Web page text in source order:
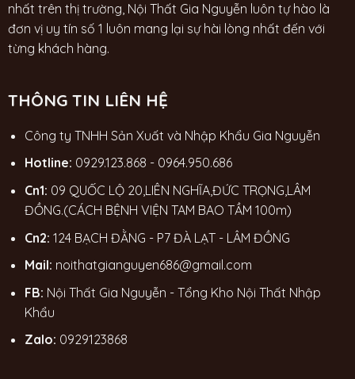
nhất trên thị trường, Nội Thất Gia Nguyễn luôn tự hào là
đơn vị uy tín số 1 luôn mang lại sự hài lòng nhất đến với
từng khách hàng.
THÔNG TIN LIÊN HỆ
Công ty TNHH Sản Xuất và Nhập Khẩu Gia Nguyễn
Hotline: 0929.123.868 - 0964.950.686
Cn1: 09 QUỐC LỘ 20,LIÊN NGHĨA,ĐỨC TRỌNG,LÂM
ĐỒNG.(CÁCH BỆNH VIỆN TAM BAO TẦM 100m)
Cn2: 124 BẠCH ĐẰNG - P7 ĐÀ LẠT - LÂM ĐỒNG
Mail: noithatgianguyen686@gmail.com
FB: Nội Thất Gia Nguyễn - Tổng Kho Nội Thất Nhập
Khẩu
Zalo: 0929123868